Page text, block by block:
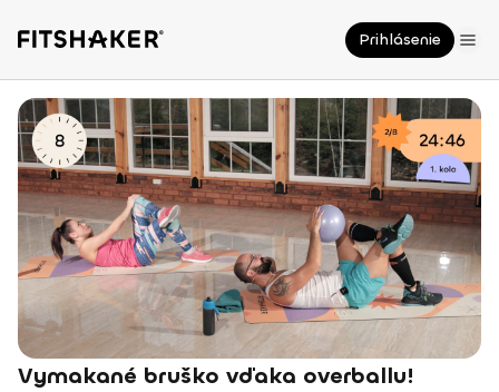
Prihlásenie
Vymakané bruško vďaka overballu!